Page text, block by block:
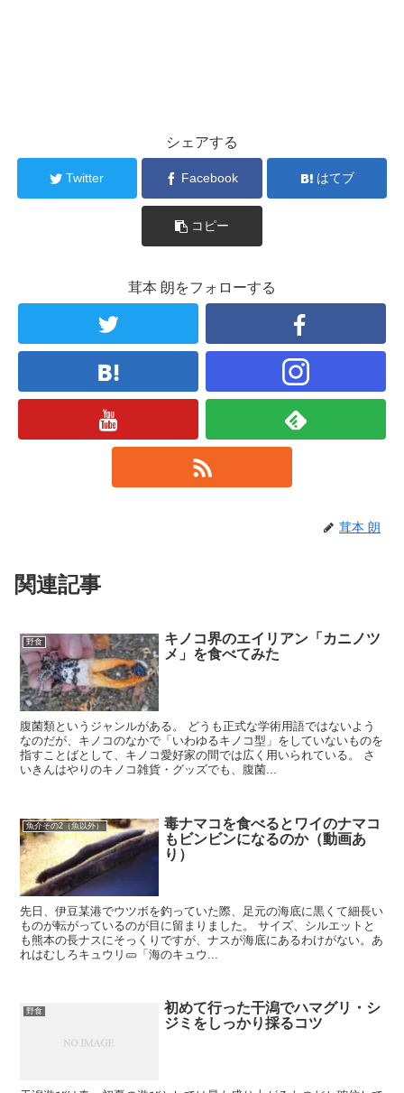
シェアする
Twitter Facebook はてブ
コピー
茸本 朗をフォローする
茸本 朗
関連記事
野食
キノコ界のエイリアン「カニノツ
メ」を食べてみた
腹菌類というジャンルがある。 どうも正式な学術用語ではないよう
なのだが、キノコのなかで「いわゆるキノコ型」をしていないものを
指すことばとして、キノコ愛好家の間では広く用いられている。 さ
いきんはやりのキノコ雑貨・グッズでも、腹菌...
魚介その2（魚以外）
毒ナマコを食べるとワイのナマコ
もビンビンになるのか（動画あ
り）
先日、伊豆某港でウツボを釣っていた際、足元の海底に黒くて細長い
ものが転がっているのが目に留まりました。 サイズ、シルエットと
も熊本の長ナスにそっくりですが、ナスが海底にあるわけがない。あ
れはむしろキュウリ🥒「海のキュウ...
野食
初めて行った干潟でハマグリ・シ
ジミをしっかり採るコツ